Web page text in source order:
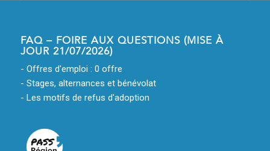
FAQ – FOIRE AUX QUESTIONS (MISE À
JOUR 21/07/2026)
- Offres d'emploi : 0 offre
- Stages, alternances et bénévolat
- Les motifs de refus d'adoption